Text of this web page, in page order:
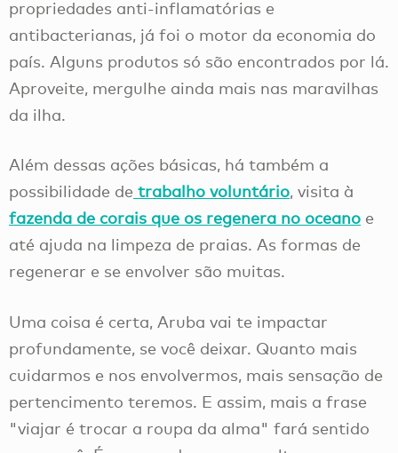
propriedades anti-inflamatórias e
antibacterianas, já foi o motor da economia do
país. Alguns produtos só são encontrados por lá.
Aproveite, mergulhe ainda mais nas maravilhas
da ilha.
Além dessas ações básicas, há também a
possibilidade de trabalho voluntário, visita à
fazenda de corais que os regenera no oceano e
até ajuda na limpeza de praias. As formas de
regenerar e se envolver são muitas.
Uma coisa é certa, Aruba vai te impactar
profundamente, se você deixar. Quanto mais
cuidarmos e nos envolvermos, mais sensação de
pertencimento teremos. E assim, mais a frase
"viajar é trocar a roupa da alma" fará sentido